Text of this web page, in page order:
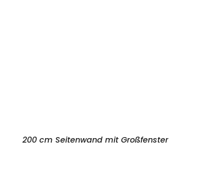
200 cm Seitenwand mit Großfenster